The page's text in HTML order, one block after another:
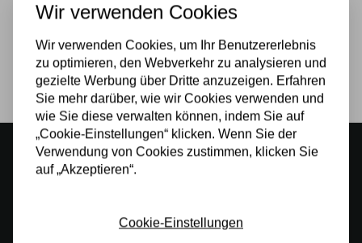
Lichtquelle
Stimmungsvoller Showroom
500 m2 großes Lampengeschäft in Rijssen
Kostenloser Versand in Deutschland ab 99 €
Wir verwenden Cookies
Wir verwenden Cookies, um Ihr Benutzererlebnis
zu optimieren, den Webverkehr zu analysieren und
gezielte Werbung über Dritte anzuzeigen. Erfahren
Sie mehr darüber, wie wir Cookies verwenden und
wie Sie diese verwalten können, indem Sie auf
„Cookie-Einstellungen“ klicken. Wenn Sie der
Verwendung von Cookies zustimmen, klicken Sie
auf „Akzeptieren“.
Cookie-Einstellungen